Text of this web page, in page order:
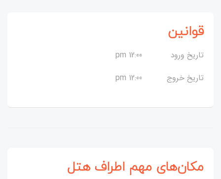
قوانین
تاریخ ورود
12:00 pm
تاریخ خروج
12:00 pm
مکان‌های مهم اطراف هتل